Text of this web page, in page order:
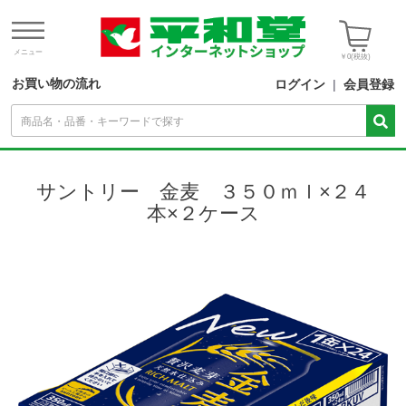
メニュー
￥0(税抜)
お買い物の流れ ログイン | 会員登録
サントリー 金麦 ３５０ｍｌ×２４
本×２ケース